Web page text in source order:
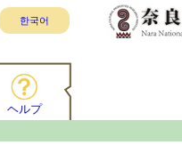
한국어
ヘルプ